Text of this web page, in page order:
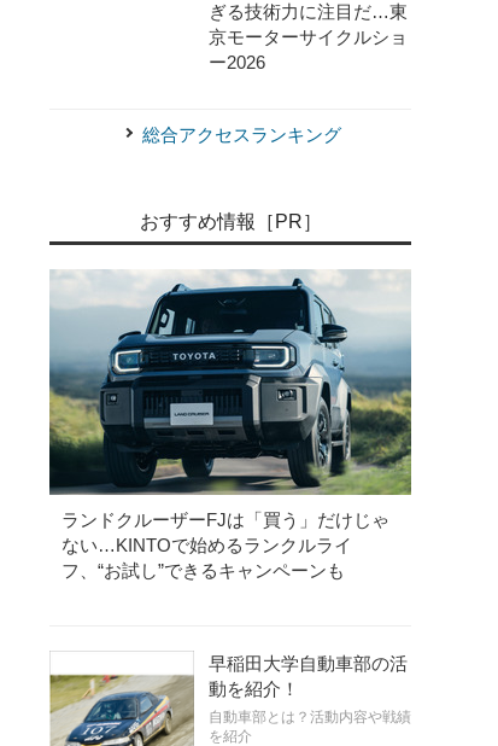
ぎる技術力に注目だ…東
京モーターサイクルショ
ー2026
総合アクセスランキング
おすすめ情報［PR］
ランドクルーザーFJは「買う」だけじゃ
ない…KINTOで始めるランクルライ
フ、“お試し”できるキャンペーンも
早稲田大学自動車部の活
動を紹介！
自動車部とは？活動内容や戦績
を紹介